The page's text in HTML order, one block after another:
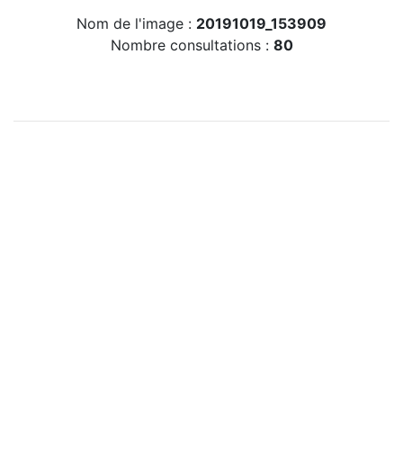
Nom de l'image : 20191019_153909
Nombre consultations : 80